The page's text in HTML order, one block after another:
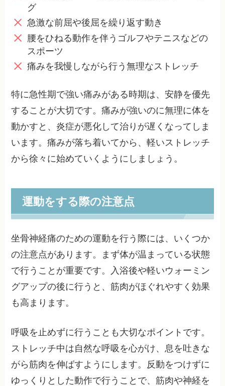
グ
急激な前屈や後屈を繰り返す動き
腰をひねる動作を伴うゴルフやテニスなどの
スポーツ
痛みを我慢しながら行う無理なストレッチ
特に急性期で強い痛みがある時期は、安静を優先
することが大切です。痛みが強いのに無理に体を
動かすと、炎症が悪化して治りが遅くなってしま
います。痛みが落ち着いてから、軽いストレッチ
から徐々に始めていくようにしましょう。
運動をする際の注意点
坐骨神経痛のための運動を行う際には、いくつか
の注意点があります。まず体が温まっている状態
で行うことが重要です。入浴後や軽いウォーミン
グアップの後に行うと、筋肉がほぐれやすく効果
も高まります。
呼吸を止めずに行うことも大切なポイントです。
ストレッチ中は自然な呼吸を心がけ、息を吐きな
がら筋肉を伸ばすようにします。反動をつけずに
ゆっくりとした動作で行うことで、筋肉や神経を